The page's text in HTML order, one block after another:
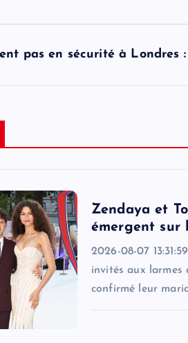
pas en sécurité à Londres
Zendaya et
émergent sur
2026-08-07
invités aux larmes
confirmé leur